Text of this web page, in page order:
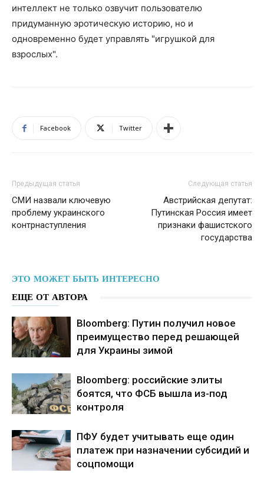
интеллект не только озвучит пользователю
придуманную эротическую историю, но и
одновременно будет управлять "игрушкой для
взрослых".
Facebook Twitter
Предыдущая статья
СМИ назвали ключевую
проблему украинского
контрнаступления
Следующая статья
Австрийская депутат:
Путинская Россия имеет
признаки фашистского
государства
ЭТО МОЖЕТ БЫТЬ ИНТЕРЕСНО
ЕЩЕ ОТ АВТОРА
Bloomberg: Путин получил новое
преимущество перед решающей
для Украины зимой
Bloomberg: российские элиты
боятся, что ФСБ вышла из-под
контроля
ПФУ будет учитывать еще один
платеж при назначении субсидий и
соцпомощи